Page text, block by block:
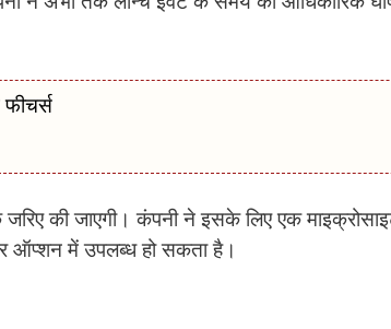
की जाएगी। कंपनी ने इसके लिए एक
ऑप्शन में उपलब्ध हो सकता है।